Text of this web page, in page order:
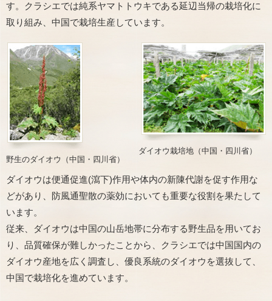
す。クラシエでは純系ヤマトトウキである延辺当帰の栽培化に
取り組み、中国で栽培生産しています。
野生のダイオウ（中国・四川省）
ダイオウ栽培地（中国・四川省）
ダイオウは便通促進(瀉下)作用や体内の新陳代謝を促す作用な
どがあり、防風通聖散の薬効においても重要な役割を果たして
います。
従来、ダイオウは中国の山岳地帯に分布する野生品を用いてお
り、品質確保が難しかったことから、クラシエでは中国国内の
ダイオウ産地を広く調査し、優良系統のダイオウを選抜して、
中国で栽培化を進めています。